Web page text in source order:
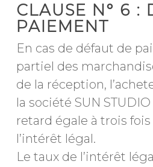
CLAUSE N° 6 :
PAIEMENT
En cas de défaut de
partiel des
de la réception,
la société SUN
retard égale à trois
l’intérêt légal.
Le taux de l’intérêt